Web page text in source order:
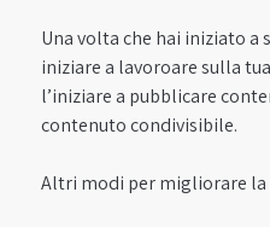
Una volta che hai iniziato
iniziare a lavoroare sulla
l’iniziare a pubblicare
contenuto condivisibile.
Altri modi per migliorare